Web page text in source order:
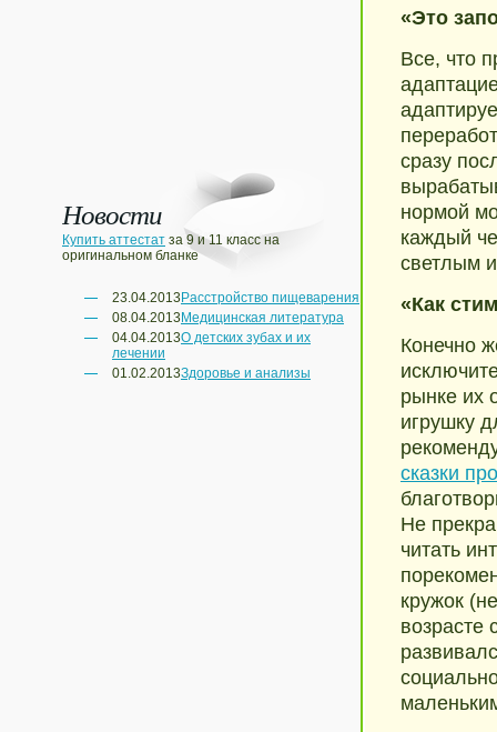
Новости
Купить аттестат за 9 и 11 класс на
оригинальном бланке
23.04.2013 Расстройство пищеварения
08.04.2013 Медицинская литература
04.04.2013О детских зубах и их
лечении
01.02.2013Здоровье и анализы
«Это
Все, что
сразу
нормой
каждый
светлым
«Как
Конечно
рынке их
игрушку
сказки
Не
читать
кружок
возрасте